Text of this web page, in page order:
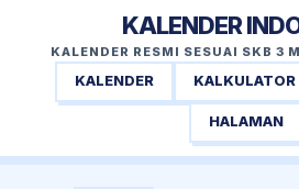
KALENDER
KALENDER RESMI SESUAI SKB 3
KALENDER KALKULATOR
HALAMAN